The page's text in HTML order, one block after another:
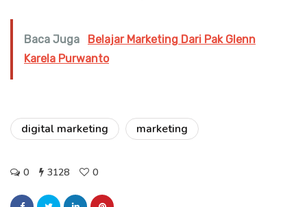
Baca Juga
Belajar Marketing Dari Pak Glenn
Karela Purwanto
digital marketing marketing
0 3128 0